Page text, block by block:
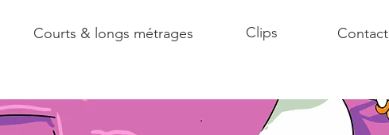
Courts & longs métrages Clips Contact